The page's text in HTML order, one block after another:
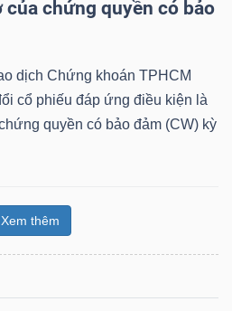
chứng quyền có bảo
dịch Chứng khoán TPHCM
cổ phiếu đáp ứng điều kiện là
quyền có bảo đảm (CW) kỳ
Xem thêm